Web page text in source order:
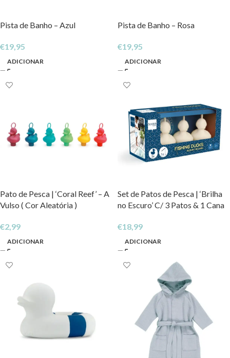
Pista de Banho – Azul
€19,95
ADICIONAR
Pista de Banho – Rosa
€19,95
ADICIONAR
Pato de Pesca | ‘Coral Reef’ – A
Vulso ( Cor Aleatória )
€2,99
ADICIONAR
Set de Patos de Pesca | ‘Brilha
no Escuro’ C/ 3 Patos & 1 Cana
€18,99
ADICIONAR